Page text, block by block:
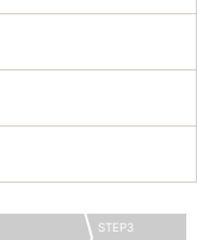
STEP3